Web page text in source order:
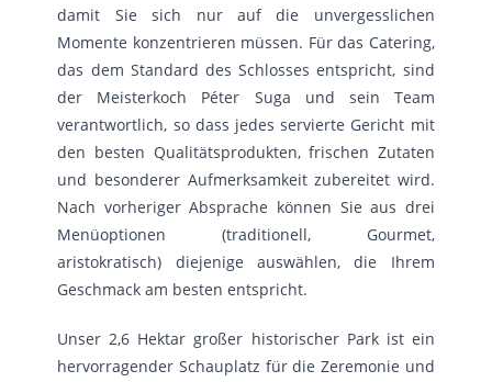
damit Sie sich nur auf die unvergesslichen
Momente konzentrieren müssen. Für das Catering,
das dem Standard des Schlosses entspricht, sind
der Meisterkoch Péter Suga und sein Team
verantwortlich, so dass jedes servierte Gericht mit
den besten Qualitätsprodukten, frischen Zutaten
und besonderer Aufmerksamkeit zubereitet wird.
Nach vorheriger Absprache können Sie aus drei
Menüoptionen (traditionell, Gourmet,
aristokratisch) diejenige auswählen, die Ihrem
Geschmack am besten entspricht.
Unser 2,6 Hektar großer historischer Park ist ein
hervorragender Schauplatz für die Zeremonie und